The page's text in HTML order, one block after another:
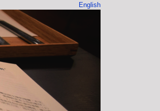
English